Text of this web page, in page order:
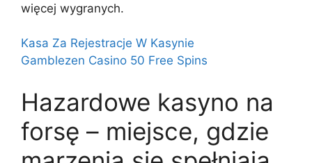
więcej wygranych.
Kasa Za Rejestracje W Kasynie
Gamblezen Casino 50 Free Spins
Hazardowe kasyno na
forsę – miejsce, gdzie